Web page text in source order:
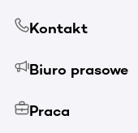
Kontakt
Biuro prasowe
Praca